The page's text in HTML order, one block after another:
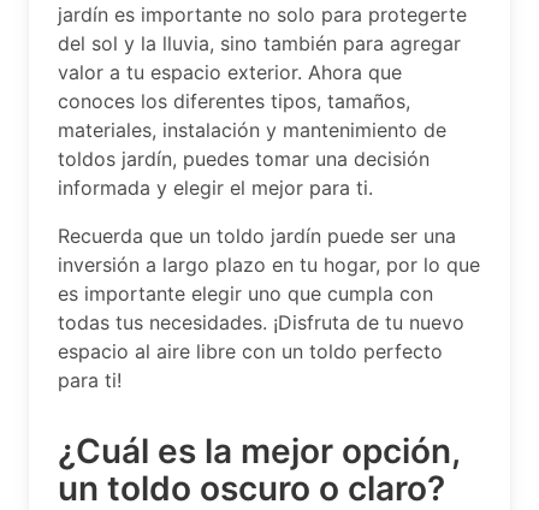
jardín es importante no solo para protegerte
del sol y la lluvia, sino también para agregar
valor a tu espacio exterior. Ahora que
conoces los diferentes tipos, tamaños,
materiales, instalación y mantenimiento de
toldos jardín, puedes tomar una decisión
informada y elegir el mejor para ti.
Recuerda que un toldo jardín puede ser una
inversión a largo plazo en tu hogar, por lo que
es importante elegir uno que cumpla con
todas tus necesidades. ¡Disfruta de tu nuevo
espacio al aire libre con un toldo perfecto
para ti!
¿Cuál es la mejor opción,
un toldo oscuro o claro?